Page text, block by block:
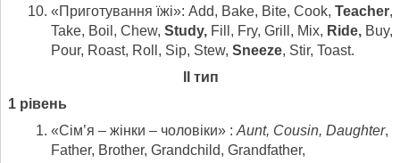
«Приготування їжі»: Add, Bake, Bite, Cook, Teacher,
Take, Boil, Chew, Study, Fill, Fry, Grill, Mix, Ride, Buy,
Pour, Roast, Roll, Sip, Stew, Sneeze, Stir, Toast.
ІІ тип
1 рівень
«Сім’я – жінки – чоловіки» : Aunt, Cousin, Daughter,
Father, Brother, Grandchild, Grandfather,